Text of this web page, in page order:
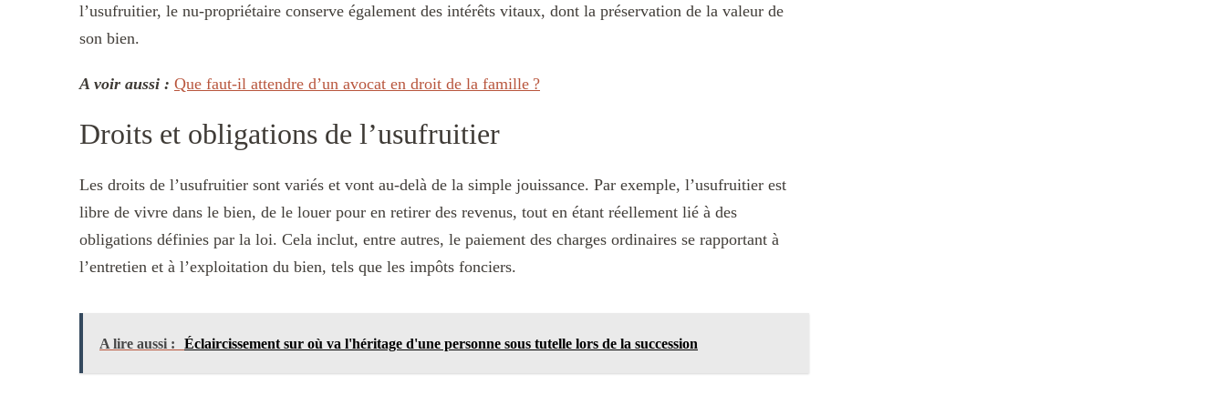
l’usufruitier, le nu-propriétaire conserve également des intérêts vitaux, dont la préservation de la valeur de
son bien.
A voir aussi : Que faut-il attendre d’un avocat en droit de la famille ?
Droits et obligations de l’usufruitier
Les droits de l’usufruitier sont variés et vont au-delà de la simple jouissance. Par exemple, l’usufruitier est
libre de vivre dans le bien, de le louer pour en retirer des revenus, tout en étant réellement lié à des
obligations définies par la loi. Cela inclut, entre autres, le paiement des charges ordinaires se rapportant à
l’entretien et à l’exploitation du bien, tels que les impôts fonciers.
A lire aussi : Éclaircissement sur où va l'héritage d'une personne sous tutelle lors de la succession